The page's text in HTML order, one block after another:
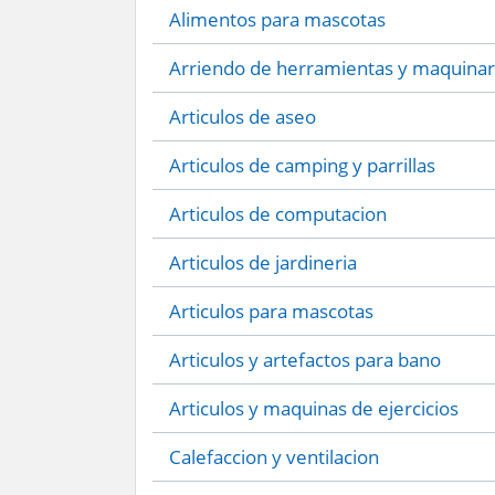
Alimentos para mascotas
Arriendo de herramientas y
Articulos de aseo
Articulos de camping y parrillas
Articulos de computacion
Articulos de jardineria
Articulos para mascotas
Articulos y artefactos para bano
Articulos y maquinas de ejercicios
Calefaccion y ventilacion